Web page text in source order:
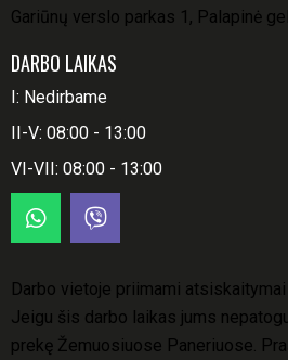
Gariūnų verslo parkas 1, Palapinė
DARBO LAIKAS
I: Nedirbame
II-V: 08:00 - 13:00
VI-VII: 08:00 - 13:00
Darbo vietoje priimami
Jeigu šis darbo laikas jums
prekę Žemuosiuose Paneriuose.